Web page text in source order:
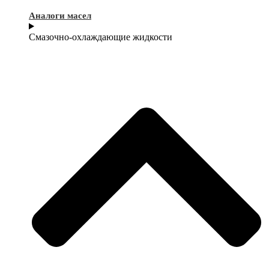
Аналоги масел
Смазочно-охлаждающие жидкости